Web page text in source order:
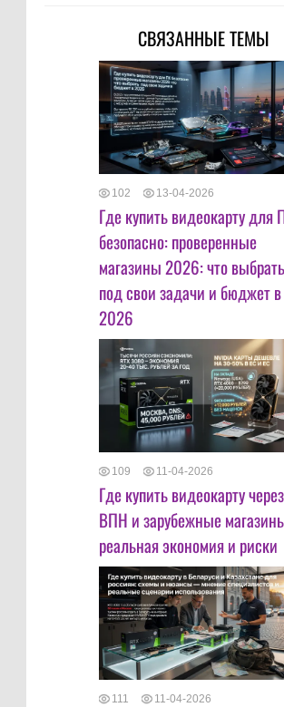
СВЯЗАННЫЕ ТЕМЫ
102 13-04-2026
Где купить видеокарту для
безопасно: проверенные
магазины 2026: что выбрать
под свои задачи и бюджет в
2026
109 11-04-2026
Где купить видеокарту через
ВПН и зарубежные
реальная экономия и риски
111 11-04-2026